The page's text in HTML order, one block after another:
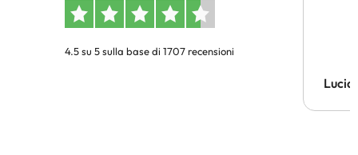
4.5 su 5 sulla base di 1707 recensioni
Lucia